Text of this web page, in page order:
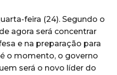
feira (24). Segundo o
agora será concentrar
e na preparação para
o momento, o governo
será o novo líder do